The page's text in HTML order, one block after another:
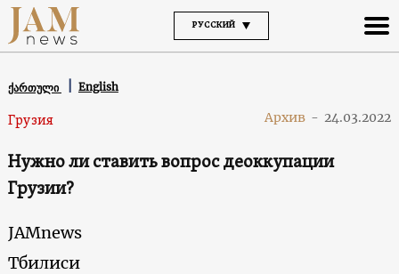
РУССКИЙ
ქართული English
Грузия Архив - 24.03.2022
Нужно ли ставить вопрос деоккупации
Грузии?
JAMnews
Тбилиси